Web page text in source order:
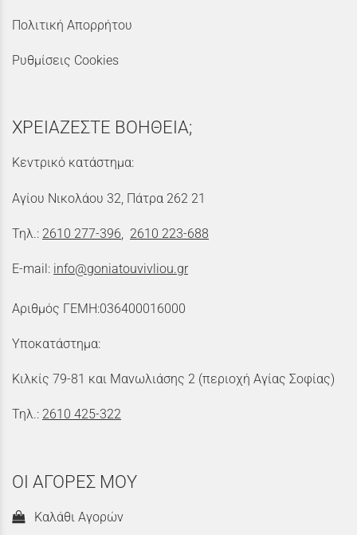
Πολιτική Απορρήτου
Ρυθμίσεις Cookies
ΧΡΕΙΑΖΕΣΤΕ ΒΟΗΘΕΙΑ;
Κεντρικό κατάστημα:
Αγίου Νικολάου 32, Πάτρα 262 21
Τηλ.: 2610 277-396 2610 223-688
E-mail: info@goniatouvivliou.gr
Αριθμός ΓΕΜΗ:036400016000
Υποκατάστημα:
Κιλκίς 79-81 και Μανωλιάσης 2 (περιοχή Αγίας Σοφίας)
Τηλ.: 2610 425-322
ΟΙ ΑΓΟΡΕΣ ΜΟΥ
Καλάθι Αγορών